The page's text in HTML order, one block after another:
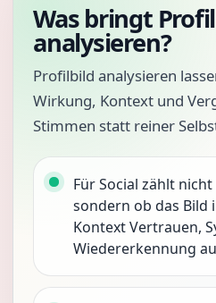
Was bringt
analysieren?
Profilbild analysieren
Wirkung, Kontext und
Stimmen statt reiner
Für Social zählt
sondern ob das Bild
Kontext Vertrauen,
Wiedererkennung